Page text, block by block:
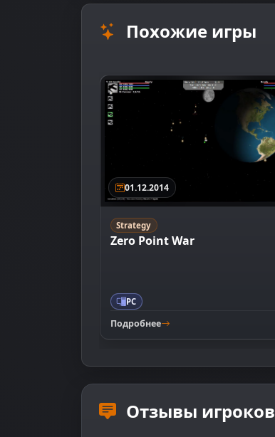
Похожие игры
01.12.2014
Strategy
Zero Point War
PC
Подробнее
Отзывы игроков